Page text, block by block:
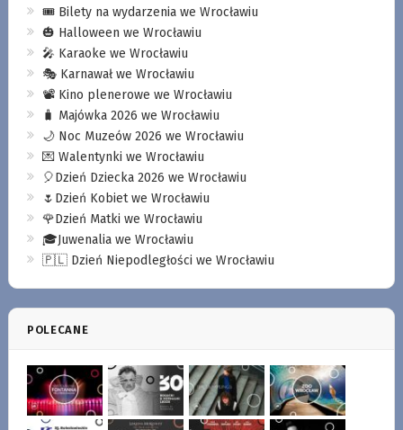
🎟️ Bilety na wydarzenia we Wrocławiu
🎃 Halloween we Wrocławiu
🎤 Karaoke we Wrocławiu
🎭 Karnawał we Wrocławiu
📽️ Kino plenerowe we Wrocławiu
🧳 Majówka 2026 we Wrocławiu
🌙 Noc Muzeów 2026 we Wrocławiu
💌 Walentynki we Wrocławiu
🎈Dzień Dziecka 2026 we Wrocławiu
🌷Dzień Kobiet we Wrocławiu
🌹Dzień Matki we Wrocławiu
🎓Juwenalia we Wrocławiu
🇵🇱 Dzień Niepodległości we Wrocławiu
POLECANE